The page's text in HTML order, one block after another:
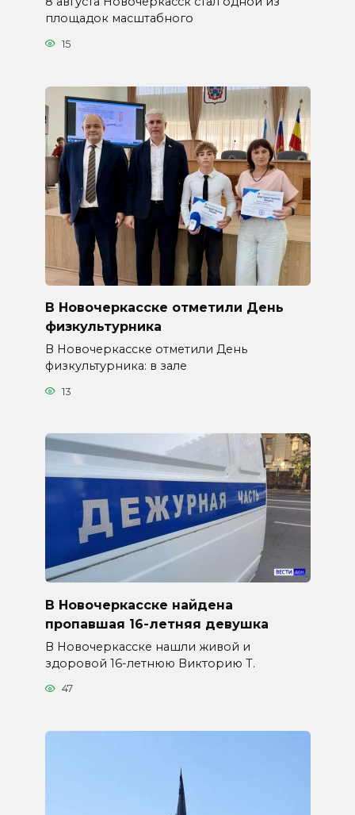
площадок масштабного
15
В Новочеркасске отметили День
физкультурника
В Новочеркасске отметили День
физкультурника: в зале
13
В Новочеркасске найдена
пропавшая 16-летняя девушка
В Новочеркасске нашли живой и
здоровой 16-летнюю Викторию Т.
47